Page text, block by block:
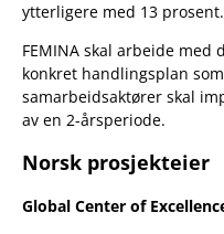
ytterligere med 13 prosent.
FEMINA skal arbeide med
konkret handlingsplan
samarbeidsaktører skal
av en 2-årsperiode.
Norsk prosjekteier
Global Center of